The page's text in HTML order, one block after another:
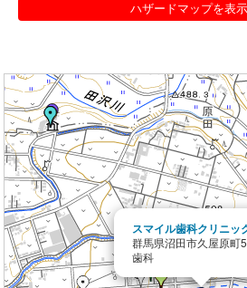
ハザードマップを表
スマイル歯科クリニッ
群馬県沼田市久屋原町
歯科